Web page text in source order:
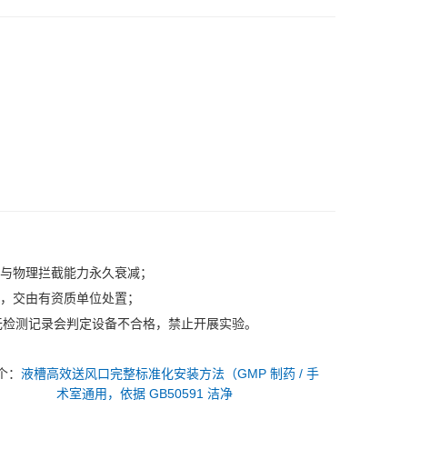
物理拦截能力永久衰减；
交由有资质单位处置；
测记录会判定设备不合格，禁止开展实验。
：液槽高效送风口完整标准化安装方法（GMP 制药 / 手
术室通用，依据 GB50591 洁净